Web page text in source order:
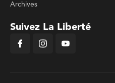
Archives
Suivez La Liberté